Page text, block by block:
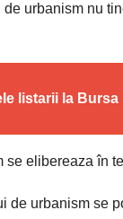
urbanism nu
listarii la Bursa
se elibereaza în
de urbanism se